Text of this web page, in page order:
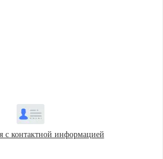
с контактной информацией